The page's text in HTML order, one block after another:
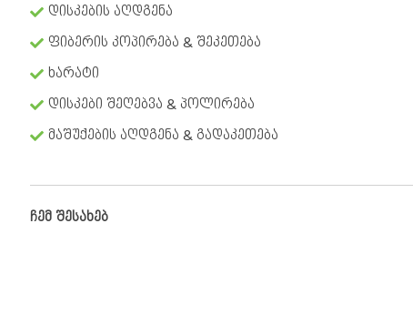
დისკების აღდგენა
ფიბერის კოპირება & შეკეთება
ხარატი
დისკები შეღებვა & პოლირება
მაშუქების აღდგენა & გადაკეთება
ჩემ შესახებ